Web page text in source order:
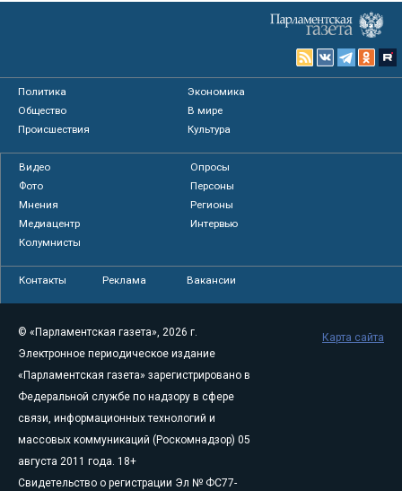
Политика
Экономика
Общество
В мире
Происшествия
Культура
Видео
Опросы
Фото
Персоны
Мнения
Регионы
Медиацентр
Интервью
Колумнисты
Контакты Реклама Вакансии
© «Парламентская газета», 2026 г.
Электронное периодическое издание
«Парламентская газета» зарегистрировано в
Федеральной службе по надзору в сфере
связи, информационных технологий и
массовых коммуникаций (Роскомнадзор) 05
августа 2011 года. 18+
Свидетельство о регистрации Эл № ФС77-
Карта сайта